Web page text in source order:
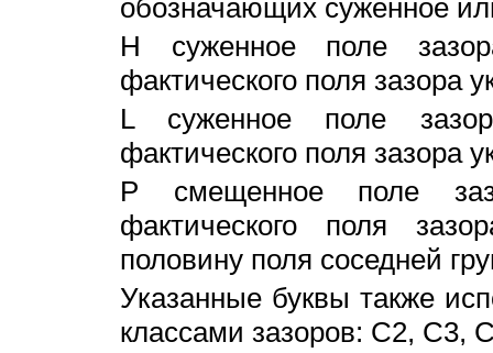
обозначающих суженное
H суженное поле
фактического поля зазора
L суженное поле
фактического поля зазора
P смещенное поле
фактического поля
половину поля соседней
Указанные буквы также
классами зазоров: С2,